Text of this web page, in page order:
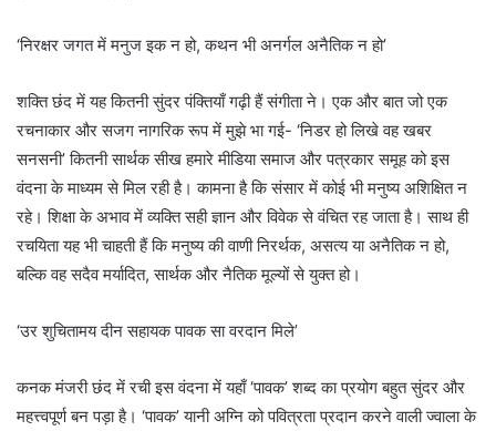
‘निरक्षर जगत में मनुज इक न हो, कथन भी अनर्गल अनैतिक न हो’
शक्ति छंद में यह कितनी सुंदर पंक्तियाँ गढ़ी हैं संगीता ने। एक और बात जो एक
रचनाकार और सजग नागरिक रूप में मुझे भा गई- ‘निडर हो लिखे वह खबर
सनसनी’ कितनी सार्थक सीख हमारे मीडिया समाज और पत्रकार समूह को इस
वंदना के माध्यम से मिल रही है। कामना है कि संसार में कोई भी मनुष्य अशिक्षित न
रहे। शिक्षा के अभाव में व्यक्ति सही ज्ञान और विवेक से वंचित रह जाता है। साथ ही
रचयिता यह भी चाहती हैं कि मनुष्य की वाणी निरर्थक, असत्य या अनैतिक न हो,
बल्कि वह सदैव मर्यादित, सार्थक और नैतिक मूल्यों से युक्त हो।
‘उर शुचितामय दीन सहायक पावक सा वरदान मिले’
कनक मंजरी छंद में रची इस वंदना में यहाँ ‘पावक’ शब्द का प्रयोग बहुत सुंदर और
महत्त्वपूर्ण बन पड़ा है। ‘पावक’ यानी अग्नि को पवित्रता प्रदान करने वाली ज्वाला के